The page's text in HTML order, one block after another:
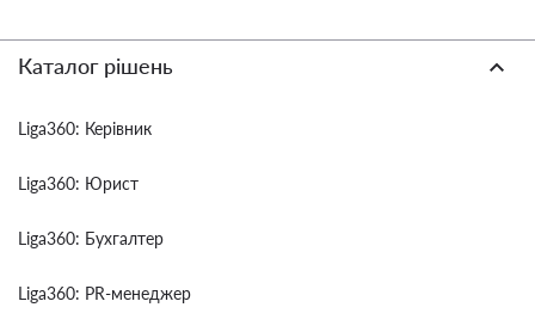
Каталог рішень
Liga360: Керівник
Liga360: Юрист
Liga360: Бухгалтер
Liga360: PR-менеджер